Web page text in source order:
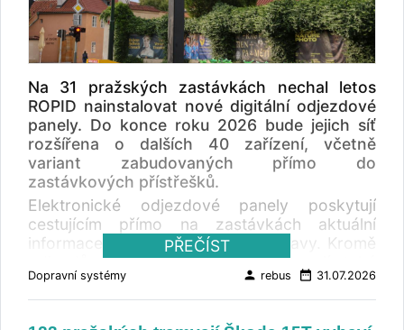
Na 31 pražských zastávkách nechal letos
ROPID nainstalovat nové digitální odjezdové
panely. Do konce roku 2026 bude jejich síť
rozšířena o dalších 40 zařízení, včetně
variant zabudovaných přímo do
zastávkových přístřešků.
Elektronické odjezdové panely poskytují
cestujícím přímo na zastávkách aktuální
informace o provozu veřejné dopravy. Kromě
odjezdů jednotlivých spojů zobrazují také
informace o výlukách, mimořádnostech a
dalších událostech, které mohou ovlivnit
cestování. Praha zároveň připravuje další typy
PŘEČÍST
Dopravní systémy person rebus date_range 31.07.2026